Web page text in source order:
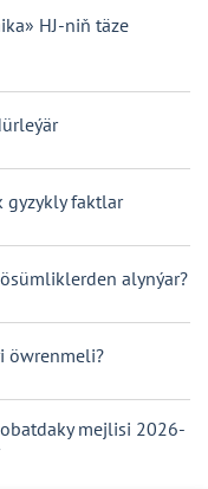
HJ-niň täze
gyzykly faktlar
alynýar?
öwrenmeli?
mejlisi 2026-